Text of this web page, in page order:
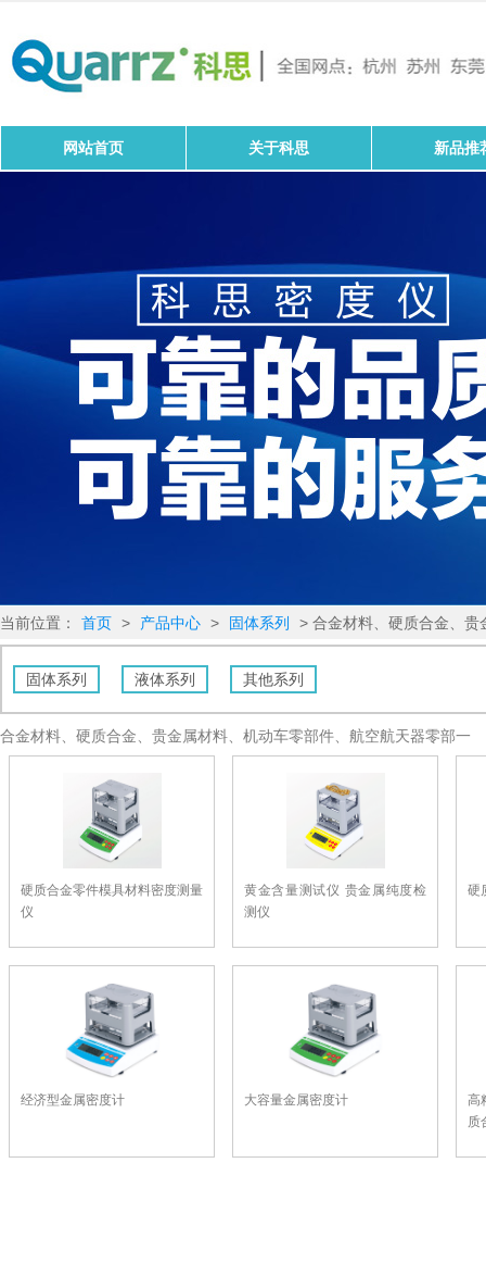
网站首页 关于科思 新品推
当前位置： 首页 > 产品中心 > 固体系列 > 合金材料、硬质合金、
固体系列 液体系列 其他系列
合金材料、硬质合金、贵金属材料、机动车零部件、航空航天器零部一
硬质合金零件模具材料密度测量
仪
黄金含量测试仪 贵金属纯度检
测仪
硬
经济型金属密度计 大容量金属密度计
高
质